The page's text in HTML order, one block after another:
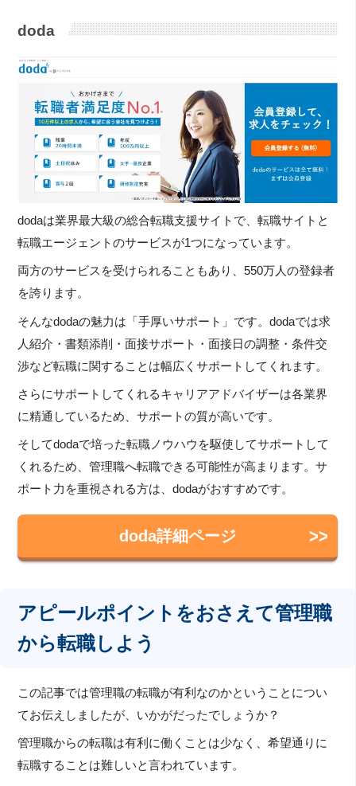
doda
dodaは業界最大級の総合転職支援サイトで、転職サイトと
転職エージェントのサービスが1つになっています。
両方のサービスを受けられることもあり、550万人の登録者
を誇ります。
そんなdodaの魅力は「手厚いサポート」です。dodaでは求
人紹介・書類添削・面接サポート・面接日の調整・条件交
渉など転職に関することは幅広くサポートしてくれます。
さらにサポートしてくれるキャリアアドバイザーは各業界
に精通しているため、サポートの質が高いです。
そしてdodaで培った転職ノウハウを駆使してサポートして
くれるため、管理職へ転職できる可能性が高まります。サ
ポート力を重視される方は、dodaがおすすめです。
doda詳細ページ
アピールポイントをおさえて管理職
から転職しよう
この記事では管理職の転職が有利なのかということについ
てお伝えしましたが、いかがだったでしょうか？
管理職からの転職は有利に働くことは少なく、希望通りに
転職することは難しいと言われています。